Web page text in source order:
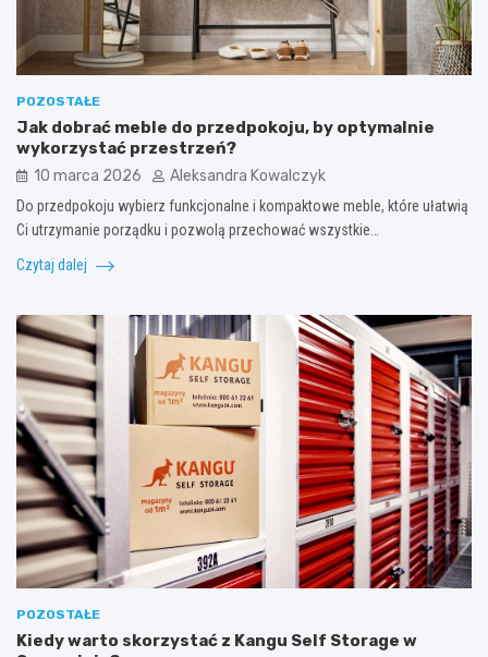
POZOSTAŁE
Jak dobrać meble do przedpokoju, by optymalnie
wykorzystać przestrzeń?
10 marca 2026 Aleksandra Kowalczyk
Do przedpokoju wybierz funkcjonalne i kompaktowe meble, które ułatwią
Ci utrzymanie porządku i pozwolą przechować wszystkie…
Czytaj dalej
POZOSTAŁE
Kiedy warto skorzystać z Kangu Self Storage w